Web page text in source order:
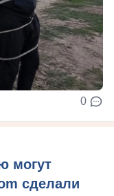
0
могут
сделали